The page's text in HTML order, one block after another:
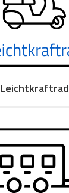
Leichtkraftrad